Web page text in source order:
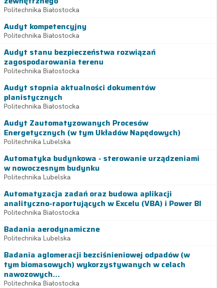
Politechnika Białostocka
Audyt kompetencyjny
Politechnika Białostocka
Audyt stanu bezpieczeństwa rozwiązań
zagospodarowania terenu
Politechnika Białostocka
Audyt stopnia aktualności dokumentów
planistycznych
Politechnika Białostocka
Audyt Zautomatyzowanych Procesów
Energetycznych (w tym Układów Napędowych)
Politechnika Lubelska
Automatyka budynkowa - sterowanie urządzeniami
w nowoczesnym budynku
Politechnika Lubelska
Automatyzacja zadań oraz budowa aplikacji
analityczno-raportujących w Excelu (VBA) i Power BI
Politechnika Białostocka
Badania aerodynamiczne
Politechnika Lubelska
Badania aglomeracji bezciśnieniowej odpadów (w
tym biomasowych) wykorzystywanych w celach
nawozowych...
Politechnika Białostocka